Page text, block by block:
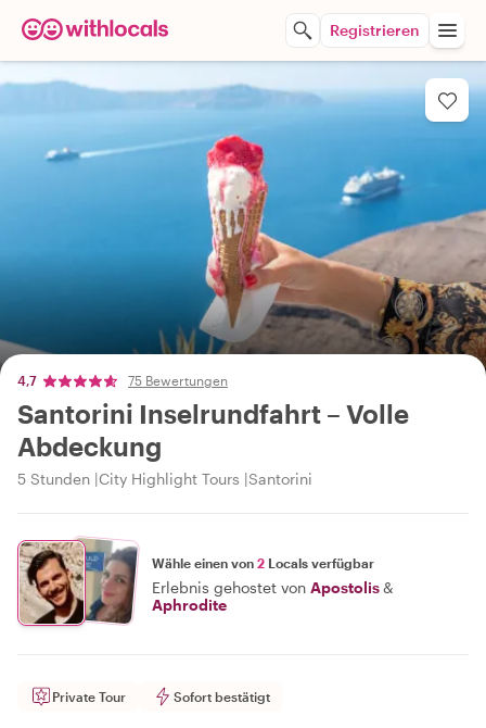
Registrieren
4,7 75 Bewertungen
Santorini Inselrundfahrt – Volle
Abdeckung
5 Stunden City Highlight Tours Santorini
Wähle einen von 2 Locals verfügbar
Erlebnis gehostet von Apostolis&
Aphrodite
Private Tour Sofort bestätigt